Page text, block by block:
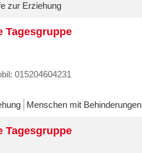
zur Erziehung
Tagesgruppe
015204604231
Menschen mit Behinderungen
Tagesgruppe